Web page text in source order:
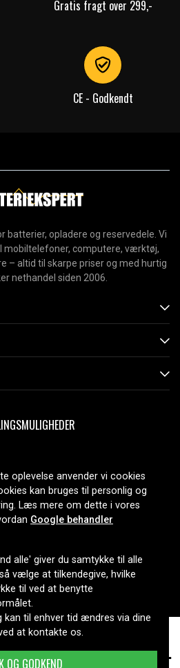
469 kr.
Gratis fragt over 299,-
CE - Godkendt
batterier, opladere og reservedele. Vi
mobiltelefoner, computere, værktøj,
– altid til skarpe priser og med hurtig
nethandel siden 2006.
Spares Nordic AB
oplevelse anvender vi cookies
kan bruges til personlig og
Læs mere om dette i vores
Google behandler
alle' giver du samtykke til alle
vælge at tilkendegive, hvilke
til ved at benytte
til enhver tid ændres via dine
at kontakte os.
OG GODKEND